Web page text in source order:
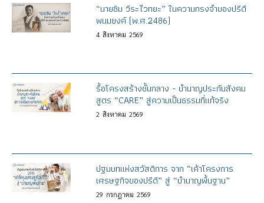
“นายซิม วีระไวทยะ” ในความทรงจำของปรีดี
พนมยงค์ (พ.ศ.2486)
4 สิงหาคม 2569
รื้อโครงสร้างชั้นกลาง - บำนาญประกันสังคม
สูตร “CARE” สู่ความเป็นธรรมที่แท้จริง
2 สิงหาคม 2569
ปฐมบทแห่งสวัสดิการ จาก “เค้าโครงการ
เศรษฐกิจของปรีดี” สู่ “บำนาญพื้นฐาน”
29 กรกฎาคม 2569